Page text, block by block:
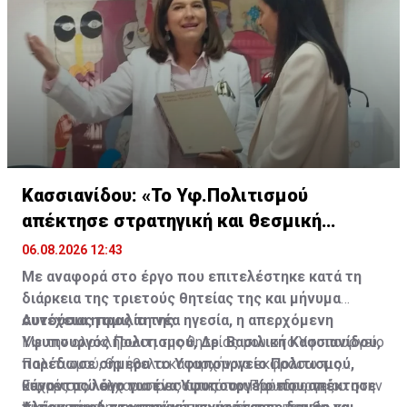
εξελίσσεται, να εμπνέει και να διακρίνεται διεθνώς.
Κασσιανίδου: «Το Υφ.Πολιτισμού
απέκτησε στρατηγική και θεσμική
ωριμότητα»
06.08.2026 12:43
Με αναφορά στο έργο που επιτελέστηκε κατά τη
διάρκεια της τριετούς θητείας της και μήνυμα
συνέχειας προς τη νέα ηγεσία, η απερχόμενη
Υφυπουργός Πολιτισμού, Δρ. Βασιλική Κασσιανίδου,
παρέδωσε σήμερα το Υφυπουργείο Πολιτισμού,
κάνοντας λόγο για ένα Υφυπουργείο που απέκτησε
Αυτούσια η ομιλία της
Με την ολοκλήρωση της θητείας μου στο Υφυπουργείο
Πολιτισμού, θα ήθελα καταρχήν να εκφράσω τις
θερμές μου ευχαριστίες προς τον Πρόεδρο της
Ευχαριστώ όλο το προσωπικό του Υφυπουργείου στην